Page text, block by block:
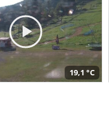
19,1 °C